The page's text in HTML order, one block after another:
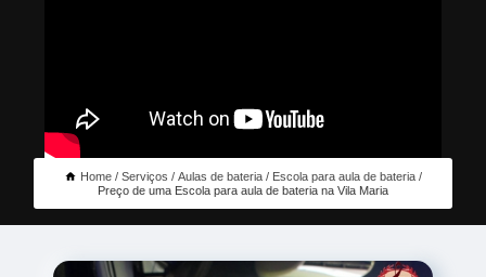
Home Serviços Aulas de bateria
Escola para aula de bateria
Preço de uma Escola para aula de bateria na Vila Maria